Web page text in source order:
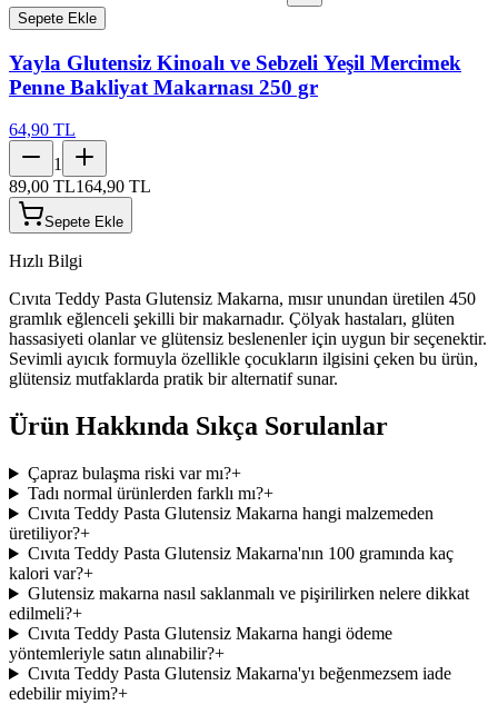
Sepete Ekle
Yayla Glutensiz Kinoalı ve Sebzeli Yeşil Mercimek
Penne Bakliyat Makarnası 250 gr
64,90 TL
1
89,00 TL164,90 TL
Sepete Ekle
Hızlı Bilgi
Cıvıta Teddy Pasta Glutensiz Makarna, mısır unundan üretilen 450
gramlık eğlenceli şekilli bir makarnadır. Çölyak hastaları, glüten
hassasiyeti olanlar ve glütensiz beslenenler için uygun bir seçenektir.
Sevimli ayıcık formuyla özellikle çocukların ilgisini çeken bu ürün,
glütensiz mutfaklarda pratik bir alternatif sunar.
Ürün Hakkında Sıkça Sorulanlar
Çapraz bulaşma riski var mı?+
Tadı normal ürünlerden farklı mı?+
Cıvıta Teddy Pasta Glutensiz Makarna hangi malzemeden
üretiliyor?+
Cıvıta Teddy Pasta Glutensiz Makarna'nın 100 gramında kaç
kalori var?+
Glutensiz makarna nasıl saklanmalı ve pişirilirken nelere dikkat
edilmeli?+
Cıvıta Teddy Pasta Glutensiz Makarna hangi ödeme
yöntemleriyle satın alınabilir?+
Cıvıta Teddy Pasta Glutensiz Makarna'yı beğenmezsem iade
edebilir miyim?+